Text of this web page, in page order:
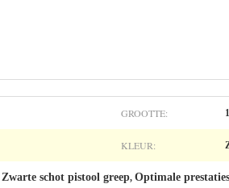
GROOTTE:
KLEUR:
Zwarte schot pistool greep, Optimale